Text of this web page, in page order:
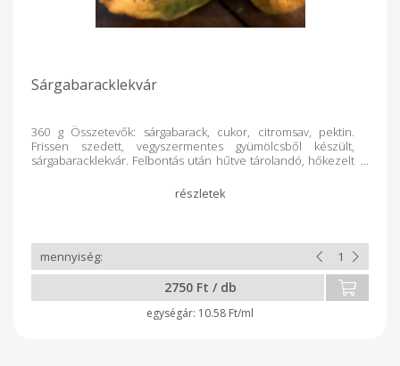
Sárgabaracklekvár
360 g Összetevők: sárgabarack, cukor, citromsav, pektin.
Frissen szedett, vegyszermentes gyümölcsből készült,
sárgabaracklekvár. Felbontás után hűtve tárolandó, hőkezelt
2750 Ft / db
10.58 Ft/ml